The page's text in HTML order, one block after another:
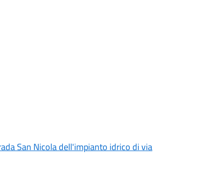
San Nicola dell'impianto idrico di via